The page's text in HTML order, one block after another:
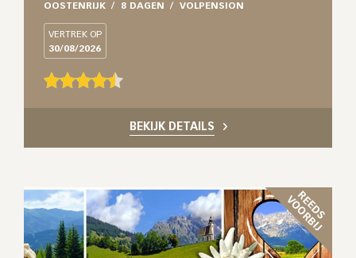
OOSTENRIJK 8 DAGEN VOLPENSION
VERTREK OP
30/08/2026
BEKIJK DETAILS
R
E
E
D
S
V
O
O
R
B
I
J